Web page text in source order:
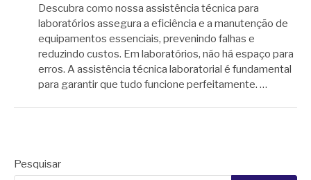
Descubra como nossa assistência técnica para
laboratórios assegura a eficiência e a manutenção de
equipamentos essenciais, prevenindo falhas e
reduzindo custos. Em laboratórios, não há espaço para
erros. A assistência técnica laboratorial é fundamental
para garantir que tudo funcione perfeitamente. …
Pesquisar